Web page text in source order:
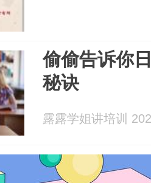
偷偷告诉你
秘诀
露露学姐讲培训